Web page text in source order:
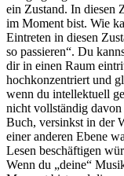
ein Zustand. In diesen
im Moment bist. Wie
Eintreten in diesen
so passieren“. Du
dir in einen Raum
hochkonzentriert und
wenn du intellektuell
nicht vollständig
Buch, versinkst in der
einer anderen Ebene
Lesen beschäftigen
Wenn du „deine“